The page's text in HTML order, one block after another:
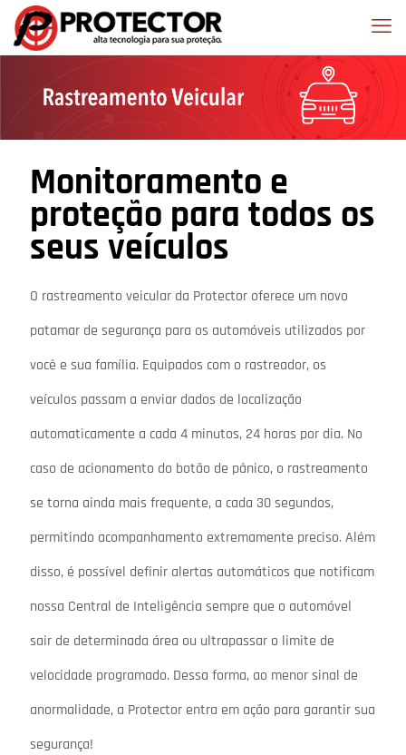
Monitoramento e
proteção para todos os
seus veículos
O rastreamento veicular da Protector oferece um novo
patamar de segurança para os automóveis utilizados por
você e sua família. Equipados com o rastreador, os
veículos passam a enviar dados de localização
automaticamente a cada 4 minutos, 24 horas por dia. No
caso de acionamento do botão de pânico, o rastreamento
se torna ainda mais frequente, a cada 30 segundos,
permitindo acompanhamento extremamente preciso. Além
disso, é possível definir alertas automáticos que notificam
nossa Central de Inteligência sempre que o automóvel
sair de determinada área ou ultrapassar o limite de
velocidade programado. Dessa forma, ao menor sinal de
anormalidade, a Protector entra em ação para garantir sua
segurança!